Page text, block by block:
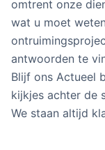
omtrent onze
wat u moet
antwoorden te
Blijf ons Actueel
kijkjes achter de
We staan altijd